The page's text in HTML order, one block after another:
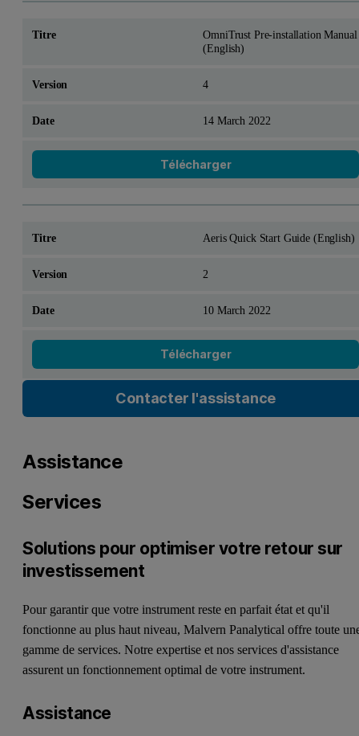
OmniTrust Pre-installation Manual
(English)
4
14 March 2022
Télécharger
Aeris Quick Start Guide (English)
2
10 March 2022
Télécharger
Contacter l'assistance
Assistance
Services
Solutions pour optimiser votre retour sur
investissement
Pour garantir que votre instrument reste en parfait état et qu'il
fonctionne au plus haut niveau, Malvern Panalytical offre toute
gamme de services. Notre expertise et nos services d'assistance
assurent un fonctionnement optimal de votre instrument.
Assistance